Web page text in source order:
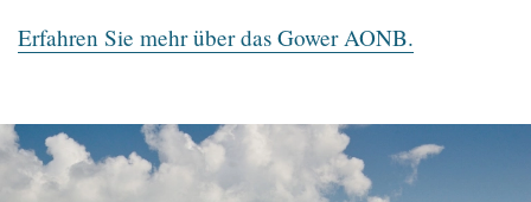
Erfahren Sie mehr über das Gower AONB.